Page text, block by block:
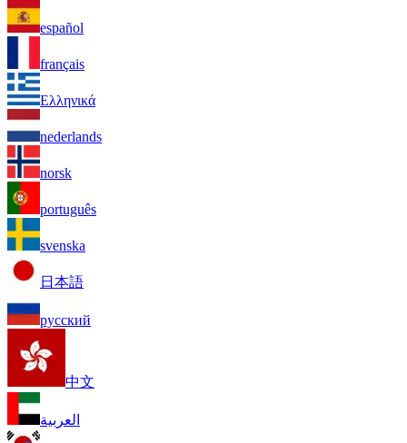
español
français
Ελληνικά
nederlands
norsk
português
svenska
日本語
русский
中文
العربية